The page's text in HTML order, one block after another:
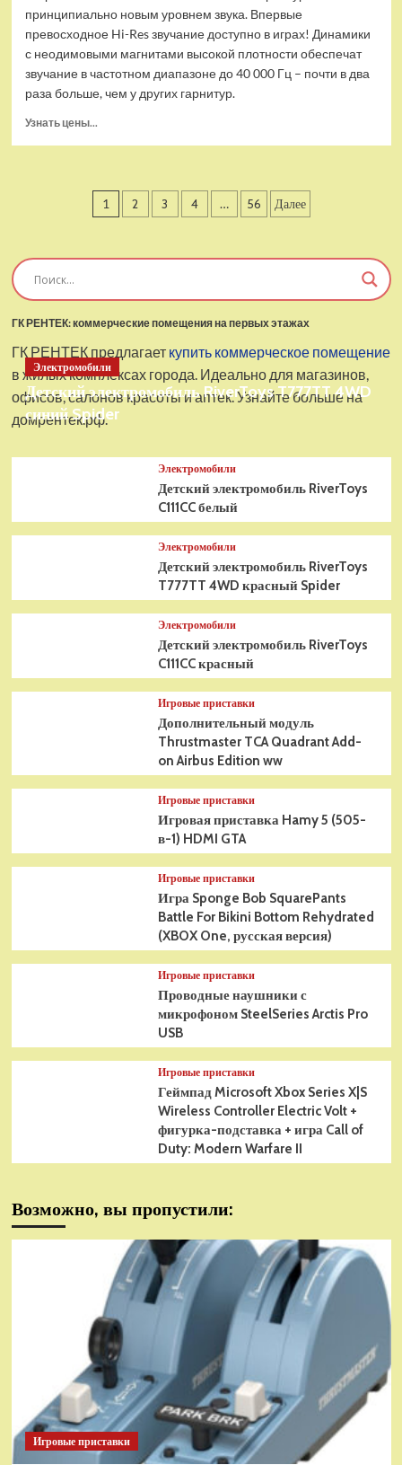
принципиально новым уровнем звука. Впервые
превосходное Hi-Res звучание доступно в играх! Динамики
с неодимовыми магнитами высокой плотности обеспечат
звучание в частотном диапазоне до 40 000 Гц – почти в два
раза больше, чем у других гарнитур.
Узнать цены...
наушники
Arctis
Пагинация
1 2 3 4 … 56 Далее
ГК РЕНТЕК: коммерческие помещения на первых этажах
ГК РЕНТЕК предлагает купить коммерческое помещение
в жилых комплексах города. Идеально для магазинов,
офисов, салонов красоты и аптек. Узнайте больше на
домрентек.рф.
Электромобили
Детский электромобиль RiverToys T777TT 4WD
синий Spider
Электромобили
Детский электромобиль RiverToys
C111CC белый
Электромобили
Детский электромобиль RiverToys
T777TT 4WD красный Spider
Электромобили
Детский электромобиль RiverToys
C111CC красный
Игровые приставки
Дополнительный модуль
Thrustmaster TCA Quadrant Add-
on Airbus Edition ww
Игровые приставки
Игровая приставка Hamy 5 (505-
в-1) HDMI GTA
Игровые приставки
Игра Sponge Bob SquarePants
Battle For Bikini Bottom Rehydrated
(XBOX One, русская версия)
Игровые приставки
Проводные наушники с
микрофоном SteelSeries Arctis Pro
USB
Игровые приставки
Геймпад Microsoft Xbox Series X|S
Wireless Controller Electric Volt +
фигурка-подставка + игра Call of
Duty: Modern Warfare II
Возможно, вы пропустили:
Игровые приставки